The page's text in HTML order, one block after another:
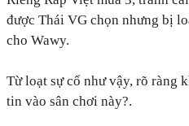
được Thái VG chọn nhưng bị
cho Wawy.
Từ loạt sự cố như vậy, rõ ràng
tin vào sân chơi này?.